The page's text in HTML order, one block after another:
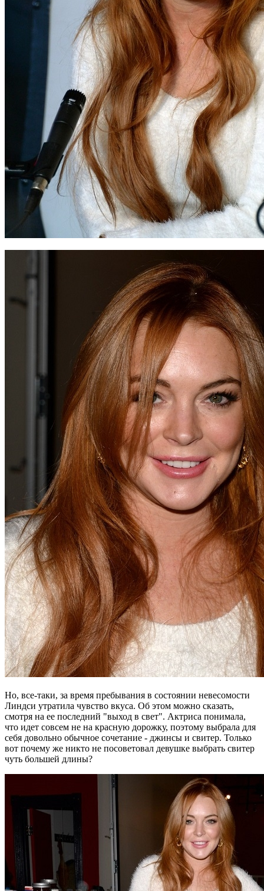
Но, все-таки, за время пребывания в состоянии невесомости
Линдси утратила чувство вкуса. Об этом можно сказать,
смотря на ее последний "выход в свет". Актриса понимала,
что идет совсем не на красную дорожку, поэтому выбрала для
себя довольно обычное сочетание - джинсы и свитер. Только
вот почему же никто не посоветовал девушке выбрать свитер
чуть большей длины?